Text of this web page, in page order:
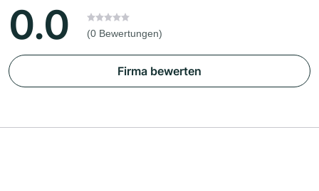
0.0 (0 Bewertungen)
Firma bewerten